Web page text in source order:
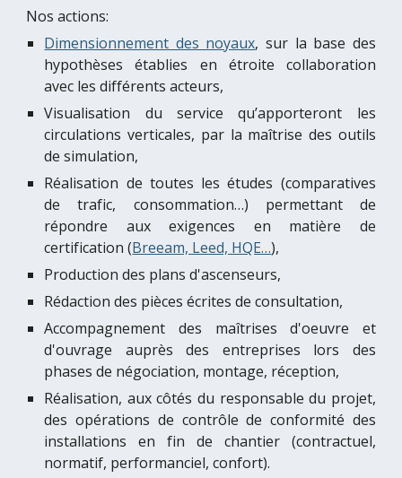
Nos actions:
Dimensionnement des noyaux, sur la base des
hypothèses établies en étroite collaboration
avec les différents acteurs,
Visualisation du service qu’apporteront les
circulations verticales, par la maîtrise des outils
de simulation,
Réalisation de toutes les études (comparatives
de trafic, consommation…) permettant de
répondre aux exigences en matière de
certification (Breeam, Leed, HQE…),
Production des plans d'ascenseurs,
Rédaction des pièces écrites de consultation,
Accompagnement des maîtrises d'oeuvre et
d'ouvrage auprès des entreprises lors des
phases de négociation, montage, réception,
Réalisation, aux côtés du responsable du projet,
des opérations de contrôle de conformité des
installations en fin de chantier (contractuel,
normatif, performanciel, confort).